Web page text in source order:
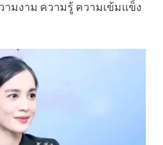
มงาม ความรู้ ความเข้มแข็ง